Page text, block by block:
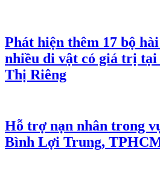
Phát hiện thêm 17 bộ
nhiều di vật có giá trị tại
Thị Riêng
Hỗ trợ nạn nhân trong
Bình Lợi Trung,